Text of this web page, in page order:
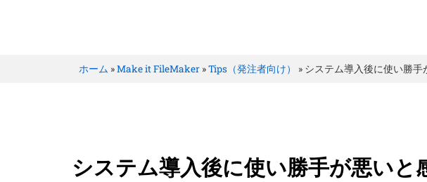
ホーム »Make it FileMaker »Tips（発注者向け） » システム導入後に使い勝
システム導入後に使い勝手が悪いと